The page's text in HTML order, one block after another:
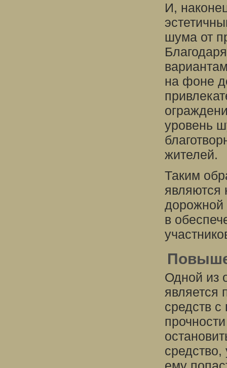
И,
шума от
на фоне
уровень
жителей.
Таким
являются
дорожной
в
Одной из
является
средств